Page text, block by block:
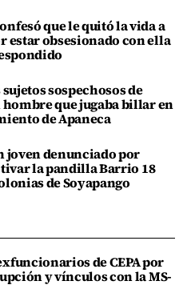
que le quitó la vida a
estar obsesionado con ella
sospechosos de
hombre que jugaba billar en
de Apaneca
joven denunciado por
la pandilla Barrio 18
de Soyapango
de CEPA por
y vínculos con la MS-